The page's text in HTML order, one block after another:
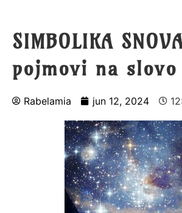
SIMBOLIKA
pojmovi na slovo
Rabelamia jun 12, 2024